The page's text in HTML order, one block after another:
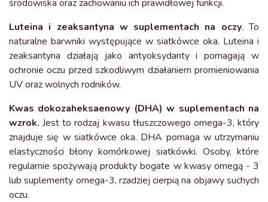
środowiska oraz zachowaniu ich prawidłowej funkcji.
Luteina i zeaksantyna w suplementach na oczy. To
naturalne barwniki występujące w siatkówce oka. Luteina i
zeaksantyna działają jako antyoksydanty i pomagają w
ochronie oczu przed szkodliwym działaniem promieniowania
UV oraz wolnych rodników.
Kwas dokozaheksaenowy (DHA) w suplementach na
wzrok. Jest to rodzaj kwasu tłuszczowego omega-3, który
znajduje się w siatkówce oka. DHA pomaga w utrzymaniu
elastyczności błony komórkowej siatkówki. Osoby, które
regularnie spożywają produkty bogate w kwasy omegą - 3
lub suplementy omega-3, rzadziej cierpią na objawy suchych
oczu.